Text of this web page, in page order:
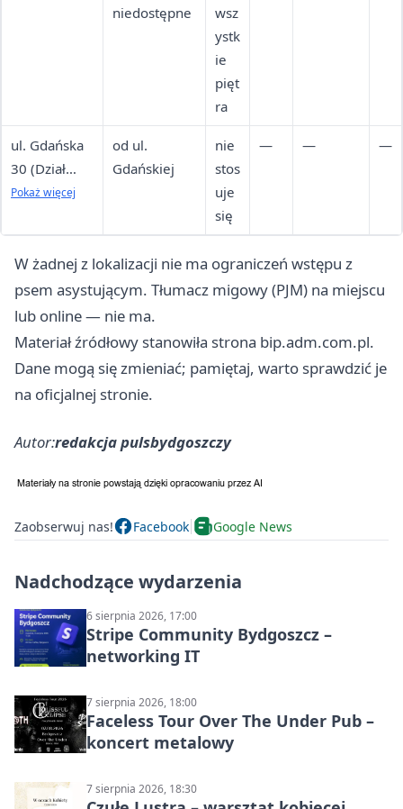
niedostępne
wsz
ystk
ie
pięt
ra
ul. Gdańska
30 (Dział
Zamówień,
Nieruchomo
ściami)
Pokaż więcej
od ul.
Gdańskiej
nie
stos
uje
się
— — —
W żadnej z lokalizacji nie ma ograniczeń wstępu z
psem asystującym. Tłumacz migowy (PJM) na miejscu
lub online — nie ma.
Materiał źródłowy stanowiła strona bip.adm.com.pl.
Dane mogą się zmieniać; pamiętaj, warto sprawdzić je
na oficjalnej stronie.
Autor:redakcja pulsbydgoszczy
Zaobserwuj nas! Facebook Google News
Nadchodzące wydarzenia
6 sierpnia 2026, 17:00
Stripe Community Bydgoszcz –
networking IT
7 sierpnia 2026, 18:00
Faceless Tour Over The Under Pub –
koncert metalowy
7 sierpnia 2026, 18:30